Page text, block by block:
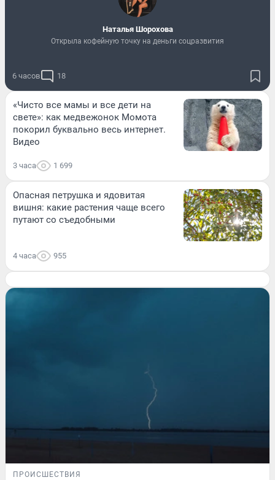
Наталья Шорохова
Открыла кофейную точку на деньги соцразвития
6 часов 18
«Чисто все мамы и все дети на
свете»: как медвежонок Момота
покорил буквально весь интернет.
Видео
3 часа 1 699
Опасная петрушка и ядовитая
вишня: какие растения чаще всего
путают со съедобными
4 часа 955
ПРОИСШЕСТВИЯ